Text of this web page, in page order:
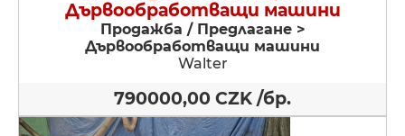
Дървообработващи машини
Продажба / Предлагане >
Дървообработващи машини
Walter
790000,00 CZK /бр.